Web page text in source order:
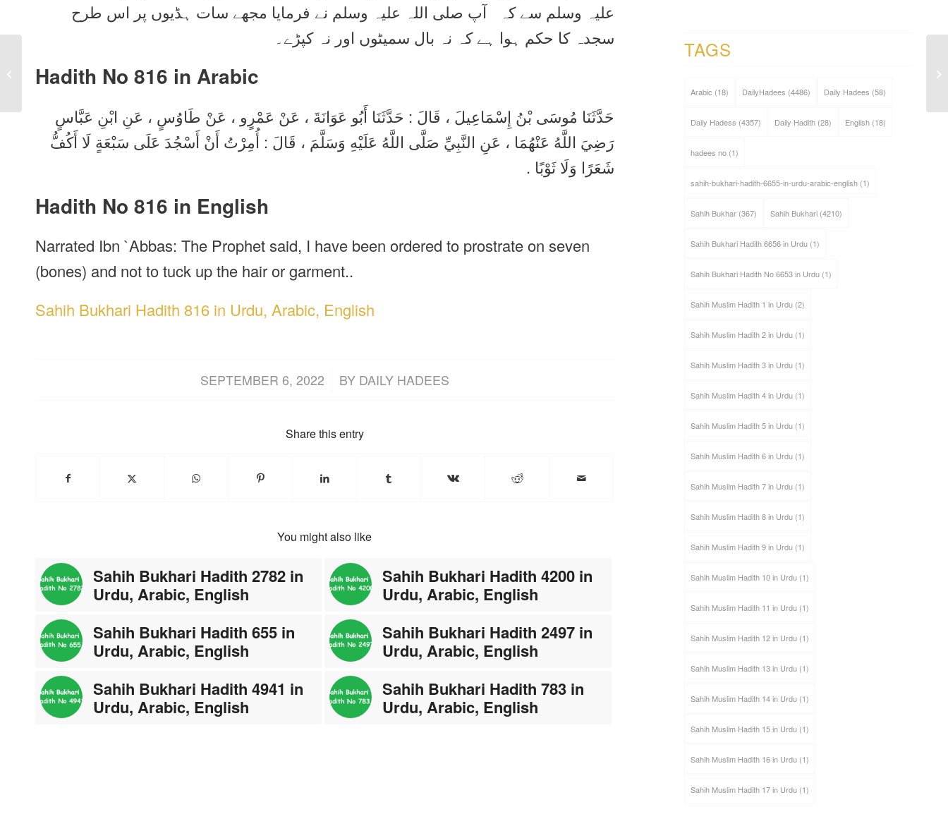
علیہ وسلم سے کہ آپ صلی اللہ علیہ وسلم نے فرمایا مجھے سات ہڈیوں پر اس طرح
سجدہ کا حکم ہوا ہے کہ نہ بال سمیٹوں اور نہ کپڑے۔
Hadith No 816 in Arabic
حَدَّثَنَا مُوسَى بْنُ إِسْمَاعِيلَ ، قَالَ : حَدَّثَنَا أَبُو عَوَانَةَ ، عَنْ عَمْرٍو ، عَنْ طَاوُسٍ ، عَنِ ابْنِ عَبَّاسٍ
رَضِيَ اللَّهُ عَنْهُمَا ، عَنِ النَّبِيِّ صَلَّى اللَّهُ عَلَيْهِ وَسَلَّمَ ، قَالَ : أُمِرْتُ أَنْ أَسْجُدَ عَلَى سَبْعَةٍ لَا أَكُفُّ
شَعَرًا وَلَا ثَوْبًا .
Hadith No 816 in English
Narrated Ibn `Abbas: The Prophet said, I have been ordered to prostrate on seven
(bones) and not to tuck up the hair or garment..
Sahih Bukhari Hadith 816 in Urdu, Arabic, English
SEPTEMBER 6, 2022
/ BY DAILY HADEES
Share this entry
You might also like
Sahih Bukhari Hadith 2782 in
Urdu, Arabic, English
Sahih Bukhari Hadith 4200 in
Urdu, Arabic, English
Sahih Bukhari Hadith 655 in
Urdu, Arabic, English
Sahih Bukhari Hadith 2497 in
Urdu, Arabic, English
Sahih Bukhari Hadith 4941 in
Urdu, Arabic, English
Sahih Bukhari Hadith 783 in
Urdu, Arabic, English
TAGS
Arabic (18) DailyHadees (4486) Daily Hadees (58)
Daily Hadess (4357) Daily Hadith(28) English(18)
hadees no(1)
sahih-bukhari-hadith-6655-in-urdu-arabic-english(1)
Sahih Bukhar(367) Sahih Bukhari(4210)
Sahih Bukhari Hadith 6656 in Urdu(1)
Sahih Bukhari Hadith No 6653 in Urdu(1)
Sahih Muslim Hadith 1 in Urdu(2)
Sahih Muslim Hadith 2 in Urdu(1)
Sahih Muslim Hadith 3 in Urdu(1)
Sahih Muslim Hadith 4 in Urdu(1)
Sahih Muslim Hadith 5 in Urdu(1)
Sahih Muslim Hadith 6 in Urdu(1)
Sahih Muslim Hadith 7 in Urdu(1)
Sahih Muslim Hadith 8 in Urdu(1)
Sahih Muslim Hadith 9 in Urdu(1)
Sahih Muslim Hadith 10 in Urdu(1)
Sahih Muslim Hadith 11 in Urdu(1)
Sahih Muslim Hadith 12 in Urdu(1)
Sahih Muslim Hadith 13 in Urdu(1)
Sahih Muslim Hadith 14 in Urdu(1)
Sahih Muslim Hadith 15 in Urdu(1)
Sahih Muslim Hadith 16 in Urdu(1)
Sahih Muslim Hadith 17 in Urdu(1)
815 in Urdu, Arabic,
English